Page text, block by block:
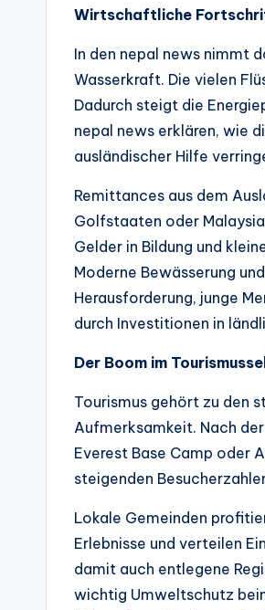
Wirtschaftliche
In den nepal news nimmt
Wasserkraft. Die vielen
Dadurch steigt die
nepal news erklären, wie
ausländischer Hilfe
Remittances aus dem
Golfstaaten oder
Gelder in Bildung und
Moderne Bewässerung
Herausforderung, junge
durch Investitionen in
Der Boom im
Tourismus gehört zu den
Aufmerksamkeit. Nach
Everest Base Camp oder
steigenden
Lokale Gemeinden
Erlebnisse und verteilen
damit auch entlegene
wichtig Umweltschutz